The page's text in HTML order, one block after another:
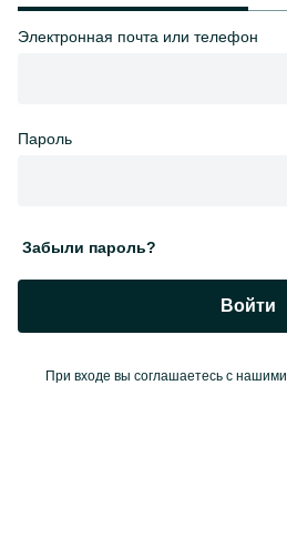
Электронная почта или телефон
Пароль
Забыли пароль?
Войти
При входе вы соглашаетесь с нашими